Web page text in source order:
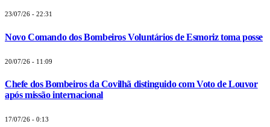
23/07/26 - 22:31
Novo Comando dos Bombeiros Voluntários de Esmoriz toma posse
20/07/26 - 11:09
Chefe dos Bombeiros da Covilhã distinguido com Voto de Louvor
após missão internacional
17/07/26 - 0:13